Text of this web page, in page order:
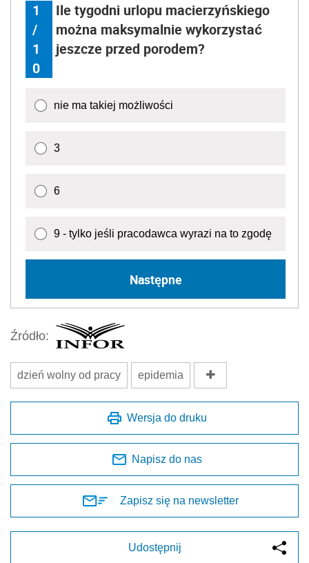
1
/
1
0
Ile tygodni urlopu macierzyńskiego
można maksymalnie wykorzystać
jeszcze przed porodem?
nie ma takiej możliwości
3
6
9 - tylko jeśli pracodawca wyrazi na to zgodę
Następne
Źródło:
dzień wolny od pracy epidemia
Wersja do druku
Napisz do nas
Zapisz się na newsletter
Udostępnij